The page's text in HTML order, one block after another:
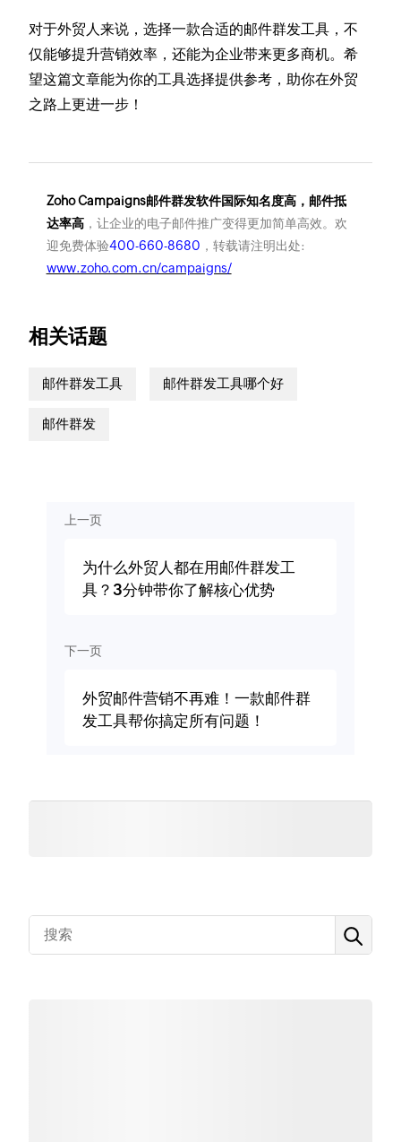
对于外贸人来说，选择一款合适的邮件群发工具，不
仅能够提升营销效率，还能为企业带来更多商机。希
望这篇文章能为你的工具选择提供参考，助你在外贸
之路上更进一步！
Zoho Campaigns邮件群发软件国际知名度高，邮件抵
达率高，让企业的电子邮件推广变得更加简单高效。欢
迎免费体验400-660-8680 ，转载请注明出处:
www.zoho.com.cn/campaigns/
相关话题
邮件群发工具 邮件群发工具哪个好
邮件群发
上一页
为什么外贸人都在用邮件群发工
具？3分钟带你了解核心优势
下一页
外贸邮件营销不再难！一款邮件群
发工具帮你搞定所有问题！